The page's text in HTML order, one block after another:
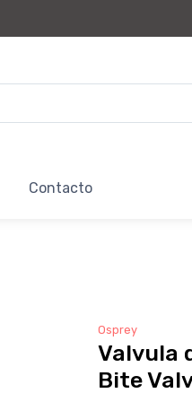
Contacto
Osprey
Valvula
Bite